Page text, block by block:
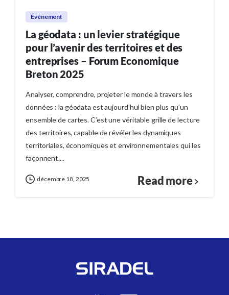
Événement
La géodata : un levier stratégique
pour l’avenir des territoires et des
entreprises – Forum Economique
Breton 2025
Analyser, comprendre, projeter le monde à travers les
données : la géodata est aujourd’hui bien plus qu’un
ensemble de cartes. C’est une véritable grille de lecture
des territoires, capable de révéler les dynamiques
territoriales, économiques et environnementales qui les
façonnent....
décembre 18, 2025 Read more